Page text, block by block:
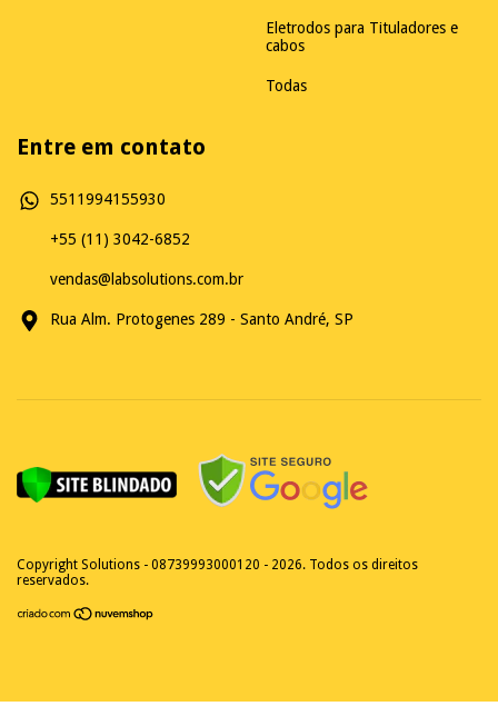
Eletrodos para Tituladores e
cabos
Todas
Entre em contato
5511994155930
+55 (11) 3042-6852
vendas@labsolutions.com.br
Rua Alm. Protogenes 289 - Santo André, SP
Copyright Solutions - 08739993000120 - 2026. Todos os direitos
reservados.